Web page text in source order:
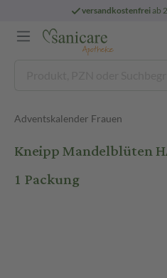
versandkostenfreiab
Adventskalender Frauen
Kneipp Mandelblüten
1 Packung